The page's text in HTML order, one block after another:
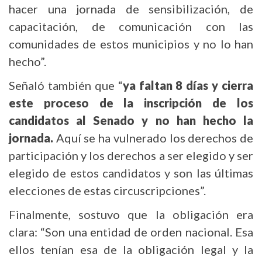
hacer una jornada de sensibilización, de
capacitación, de comunicación con las
comunidades de estos municipios y no lo han
hecho”.
Señaló también que “ya faltan 8 días y cierra
este proceso de la inscripción de los
candidatos al Senado y no han hecho la
jornada. Aquí se ha vulnerado los derechos de
participación y los derechos a ser elegido y ser
elegido de estos candidatos y son las últimas
elecciones de estas circuscripciones”.
Finalmente, sostuvo que la obligación era
clara: “Son una entidad de orden nacional. Esa
ellos tenían esa de la obligación legal y la